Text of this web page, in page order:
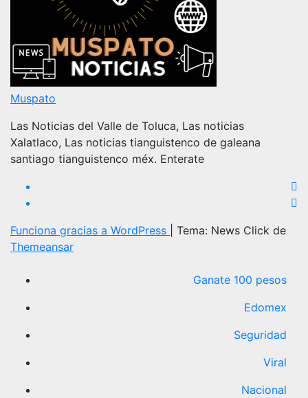
Muspato
Las Noticias del Valle de Toluca, Las noticias
Xalatlaco, Las noticias tianguistenco de galeana
santiago tianguistenco méx. Enterate
Funciona gracias a WordPress
Tema: News Click de
Themeansar
Ganate 100 pesos
Edomex
Seguridad
Viral
Nacional